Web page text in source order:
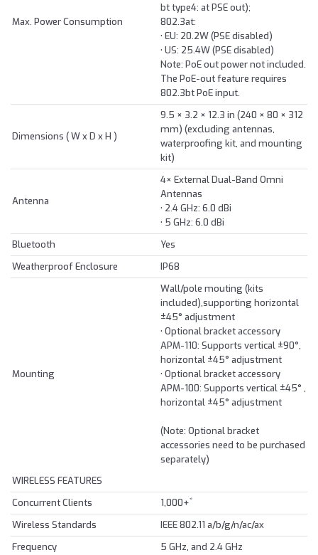
Max. Power Consumption
bt type4: at PSE out);
802.3at:
• EU: 20.2W (PSE disabled)
• US: 25.4W (PSE disabled)
Note: PoE out power not included.
The PoE-out feature requires
802.3bt PoE input.
Dimensions ( W x D x H )
9.5 × 3.2 × 12.3 in (240 × 80 × 312
mm) (excluding antennas,
waterproofing kit, and mounting
kit)
Antenna
4× External Dual-Band Omni
Antennas
• 2.4 GHz: 6.0 dBi
• 5 GHz: 6.0 dBi
Bluetooth
Yes
Weatherproof Enclosure
IP68
Mounting
Wall/pole mouting (kits
included),supporting horizontal
±45° adjustment
• Optional bracket accessory
APM-110: Supports vertical ±90°,
horizontal ±45° adjustment
• Optional bracket accessory
APM-100: Supports vertical ±45° ,
horizontal ±45° adjustment
(Note: Optional bracket
accessories need to be purchased
separately)
WIRELESS FEATURES
Concurrent Clients
1,000+*
Wireless Standards
IEEE 802.11 a/b/g/n/ac/ax
Frequency
5 GHz, and 2.4 GHz